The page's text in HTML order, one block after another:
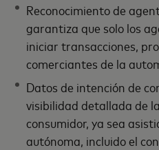
Reconocimiento de
garantiza que solo los
iniciar transacciones,
comerciantes de la
Datos de intención de
visibilidad detallada de
consumidor, ya sea
autónoma, incluido el